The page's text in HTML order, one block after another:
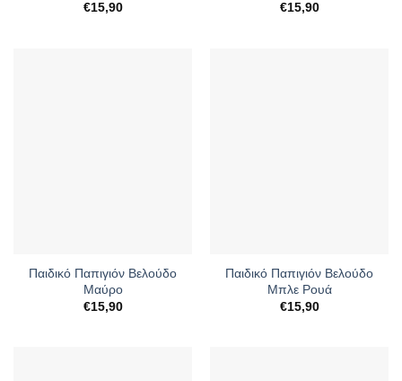
€15,90 €15,90
Παιδικό Παπιγιόν Βελούδο
Μαύρο
€15,90
Παιδικό Παπιγιόν Βελούδο
Μπλε Ρουά
€15,90